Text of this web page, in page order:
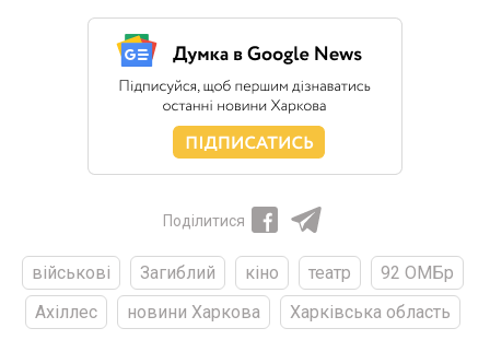
Поділитися
військові Загиблий кіно театр
92 ОМБр
Ахіллес
новини Харкова Харківська область